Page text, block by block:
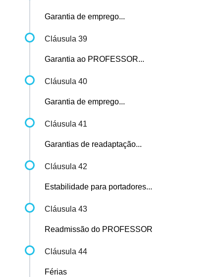
Garantia de emprego...
Cláusula 39
Garantia ao PROFESSOR...
Cláusula 40
Garantia de emprego...
Cláusula 41
Garantias de readaptação...
Cláusula 42
Estabilidade para portadores...
Cláusula 43
Readmissão do PROFESSOR
Cláusula 44
Férias